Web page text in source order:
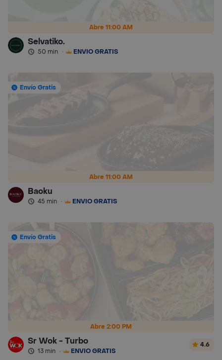
Abre 11:00 AM
Selvatiko.
50 min · ENVÍO GRATIS
Abre 11:00 AM
Envío Gratis
Baoku
45 min · ENVÍO GRATIS
Abre 2:00 PM
Envío Gratis
Sr Wok - Turbo
13 min · ENVÍO GRATIS
4.6